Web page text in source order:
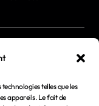
telles que les
appareils. Le fait de